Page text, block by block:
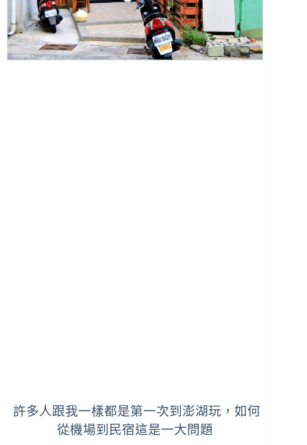
許多人跟我一樣都是第一次到澎湖玩，如何
從機場到民宿這是一大問題